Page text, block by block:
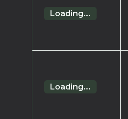
Loading...
Loading...